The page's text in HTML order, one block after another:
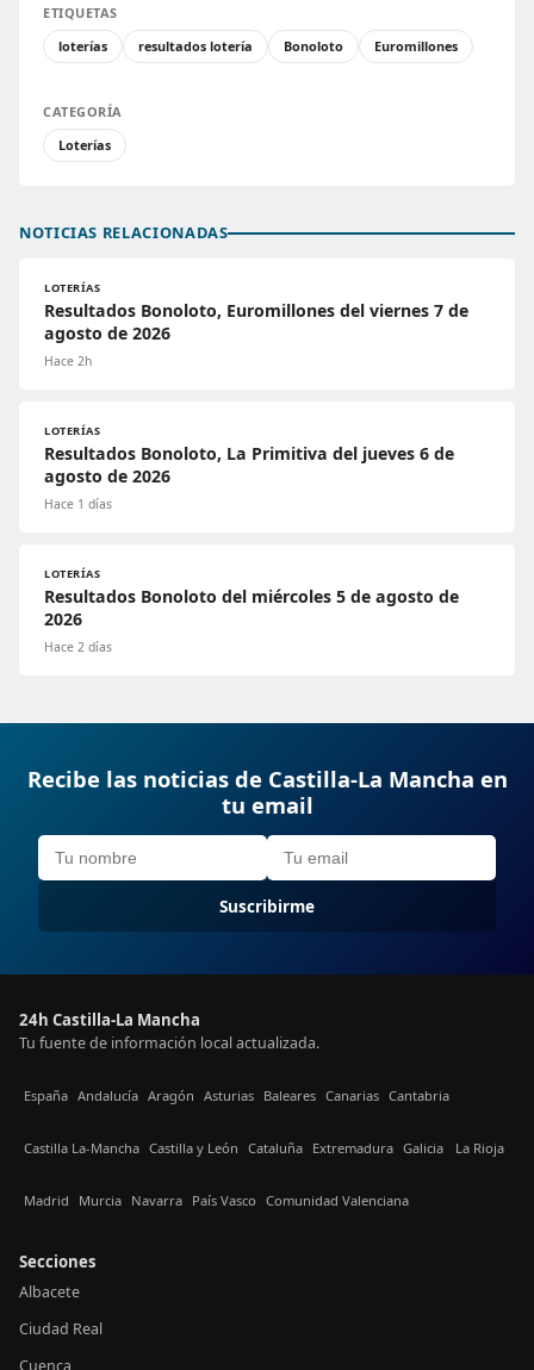
ETIQUETAS
loterías
resultados lotería Bonoloto Euromillones
CATEGORÍA
Loterías
NOTICIAS RELACIONADAS
LOTERÍAS
Resultados Bonoloto, Euromillones del viernes 7 de
agosto de 2026
Hace 2h
LOTERÍAS
Resultados Bonoloto, La Primitiva del jueves 6 de
agosto de 2026
Hace 1 días
LOTERÍAS
Resultados Bonoloto del miércoles 5 de agosto de
2026
Hace 2 días
Recibe las noticias de Castilla-La Mancha en
tu email
Suscribirme
24h Castilla-La Mancha
Tu fuente de información local actualizada.
España Andalucía Aragón Asturias Baleares Canarias Cantabria
Castilla La-Mancha Castilla y León Cataluña Extremadura Galicia La Rioja
Madrid Murcia Navarra País Vasco Comunidad Valenciana
Secciones
Albacete
Ciudad Real